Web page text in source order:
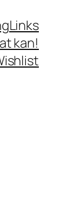
Links
kan!